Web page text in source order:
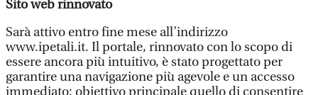
Sito web rinnovato
Sarà attivo entro fine mese all’indirizzo
www.ipetali.it. Il portale, rinnovato con lo scopo di
essere ancora più intuitivo, è stato progettato per
garantire una navigazione più agevole e un accesso
immediato: obiettivo principale quello di consentire